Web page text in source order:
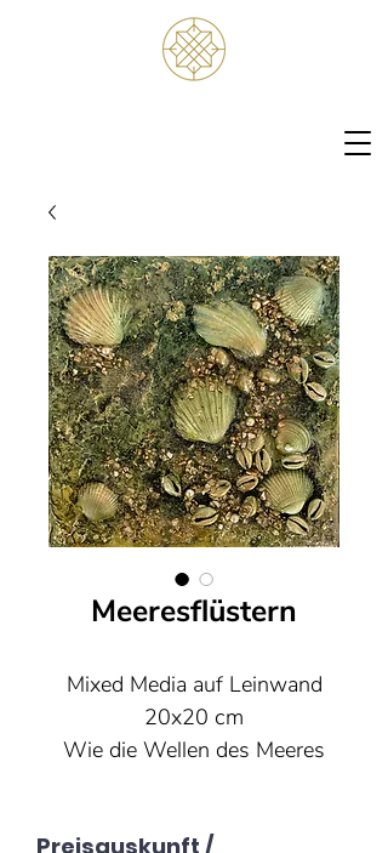
Meeresflüstern
Mixed Media auf Leinwand
20x20 cm
Wie die Wellen des Meeres
Preisauskunft /